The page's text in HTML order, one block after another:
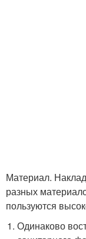
Материал.
разных
пользуются
Одинаково